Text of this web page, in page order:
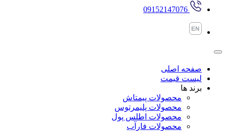
09152147076
صفحه اصلی
لیست قیمت
برند ها
محصولات پیمتاش
محصولات پلیمرتوس
محصولات اطلس پول
محصولات فارآب